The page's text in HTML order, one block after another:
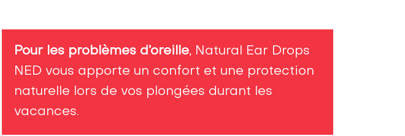
Pour les problèmes d’oreille, Natural Ear Drops
NED vous apporte un confort et une protection
naturelle lors de vos plongées durant les
vacances.